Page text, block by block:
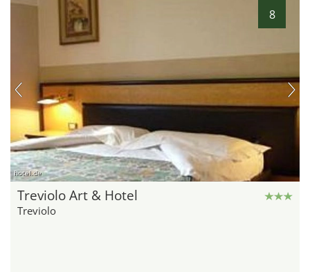
8
hotel.de
Treviolo Art & Hotel
Treviolo